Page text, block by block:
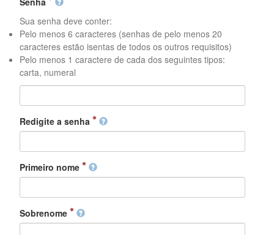
Sua senha deve conter:
Pelo menos 6 caracteres (senhas de pelo menos 20
caracteres estão isentas de todos os outros requisitos)
Pelo menos 1 caractere de cada dos seguintes tipos:
carta, numeral
Redigite a senha
Primeiro nome
Sobrenome